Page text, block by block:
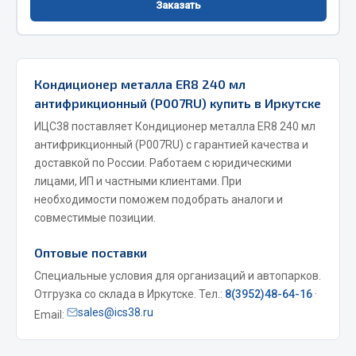
Фитинги
Штуцеры
Инструмент
Автомобильный инструмент
Измерительный инструмент
Крепежный инструмент
Силовое оборудование
Слесарный инструмент
Столярный инструмент
Заказать
Кондиционер металла ER8 240 мл
антифрикционный (P007RU) купить в Иркутске
ИЦС38 поставляет Кондиционер металла ER8 240 мл
антифрикционный (P007RU) с гарантией качества и
доставкой по России. Работаем с юридическими
лицами, ИП и частными клиентами. При
необходимости поможем подобрать аналоги и
совместимые позиции.
Оптовые поставки
Специальные условия для организаций и автопарков.
Отгрузка со склада в Иркутске. Тел.: 8(3952)48-64-16 ·
Email:
sales@ics38.ru